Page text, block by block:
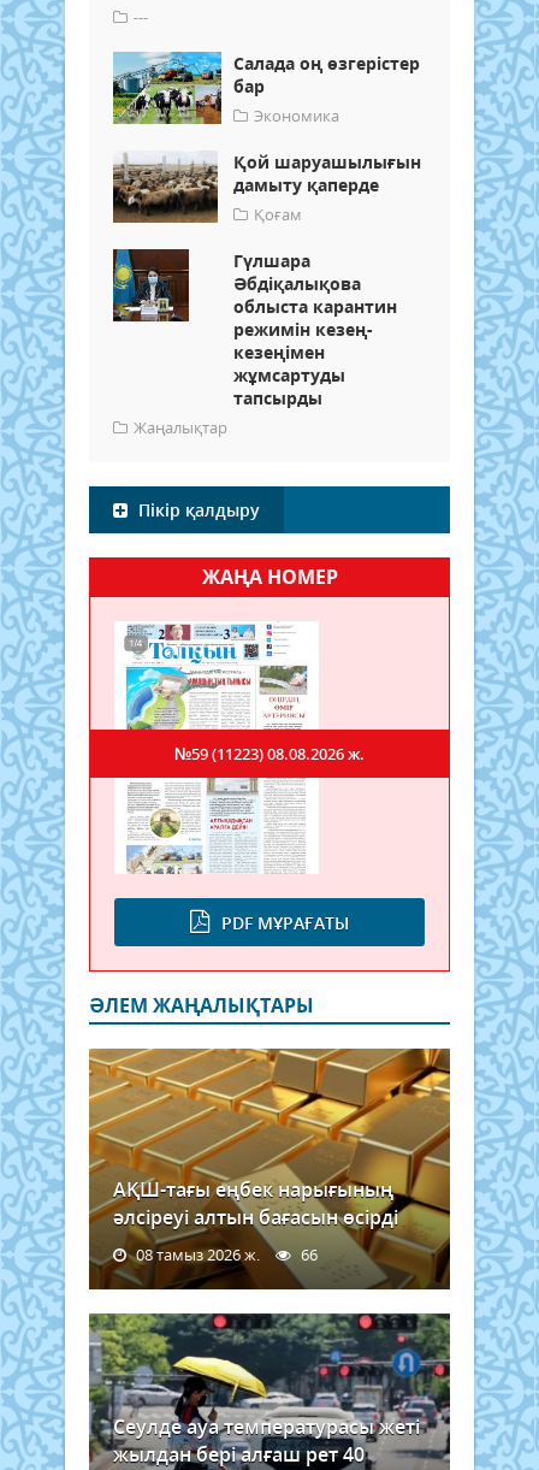
---
Салада оң өзгерістер
бар
Экономика
Қой шаруашылығын
дамыту қаперде
Қоғам
Гүлшара
Әбдіқалықова
облыста карантин
режимін кезең-
кезеңімен
жұмсартуды
тапсырды
Жаңалықтар
Пікір қалдыру
ЖАҢА НОМЕР
PDF МҰРАҒАТЫ
№59 (11223)08.08.2026 ж.
ӘЛЕМ ЖАҢАЛЫҚТАРЫ
АҚШ-тағы еңбек нарығының
әлсіреуі алтын бағасын өсірді
08 тамыз 2026 ж. 66
Сеулде ауа температурасы жеті
жылдан бері алғаш рет 40